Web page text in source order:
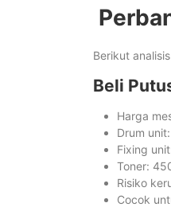
Berikut
Beli
Harga
Drum
Fixing
Toner:
Risiko
Cocok